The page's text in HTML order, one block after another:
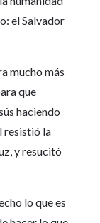
el Salvador
mucho más
que
haciendo
resistió la
y resucitó
lo que es